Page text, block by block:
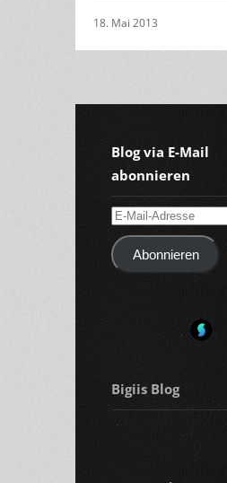
18. Mai 2013
Blog via E-Mail
abonnieren
E-
Mail-
AdresseAbonnieren
Bigiis Blog